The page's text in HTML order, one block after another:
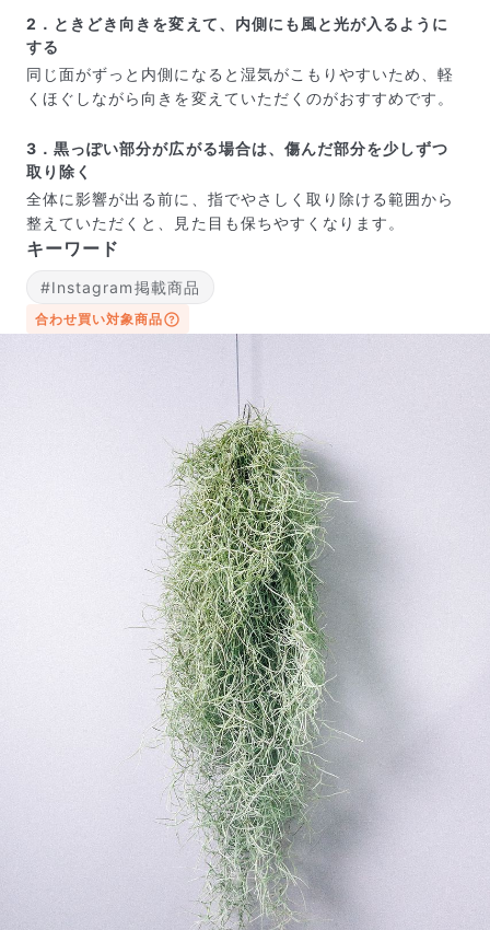
写真と同じものが届く？
商品ページに掲載している写真は、実際にお届けする商
品を撮影したものです。お花は生き物なので、どうして
も色味やサイズ・咲き方に個体差はありますが、できる
だけ写真のイメージに近いものをお届けできるように人
の目でチェックをしています。
よくある質問
Q. 毎月自動でお花が届くサービスですか？
いいえ、毎月自動でお届けするサービスではありません。好
きな時に好きな花をご注文いただけます。
Q. 配送できないエリアはありますか？
ただいま沖縄・離島エリアへの配送には対応しておりませ
ん。ご了承ください。
Q. 配送日時は指定できますか？
お花をベストなタイミングで発送しているため、お届け日の
指定はできません。受け取り時間帯は、発送後にクロネコヤ
マトのアプリから変更可能です。
Q. 注文後にキャンセルできますか？
ご注文後一定時間内であればキャンセル可能です。
2．ときどき向きを変えて、内側にも風と光が入るように
する
同じ面がずっと内側になると湿気がこもりやすいため、軽
くほぐしながら向きを変えていただくのがおすすめです。
3．黒っぽい部分が広がる場合は、傷んだ部分を少しずつ
取り除く
全体に影響が出る前に、指でやさしく取り除ける範囲から
整えていただくと、見た目も保ちやすくなります。
キーワード
#Instagram掲載商品
合わせ買い対象商品